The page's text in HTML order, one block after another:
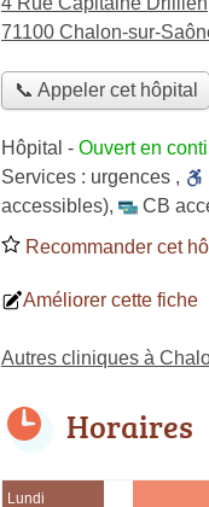
71100 Chalon-sur-
📞 Appeler cet hôpital
Hôpital - Ouvert en
Services : urgences ,
accessibles),
CB
Recommander cet
Améliorer cette fiche
Autres cliniques à
Horaires
Lundi